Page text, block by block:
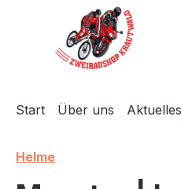
Hauptinhalt springen
Zur Suche springen
Zur Hauptnavigation
Start Über uns Aktuelles
Helme